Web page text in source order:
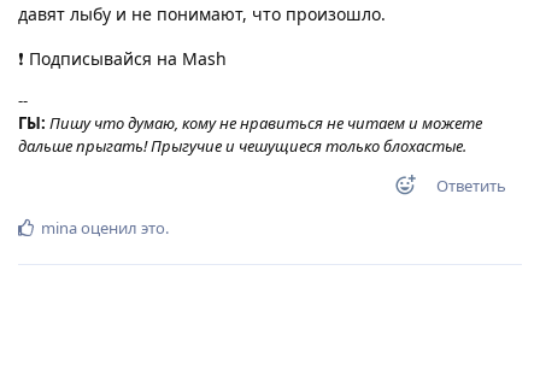
давят лыбу и не понимают, что произошло.
❗️ Подписывайся на Mash
--
ГЫ: Пишу что думаю, кому не нравиться не читаем и можете
дальше прыгать! Прыгучие и чешущиеся только блохастые.
Ответить
minaоценил это.